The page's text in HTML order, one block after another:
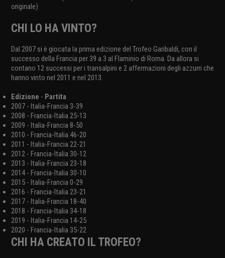
originale)
CHI LO HA VINTO?
Dal 2007 si è giocata la prima edizione del Trofeo Garibaldi, con il
successo della Francia per 39 a 3 al Flaminio di Roma. Da allora si
contano 12 successi per i transalpini e 2 affermazioni degli azzurri che
hanno vinto nel 2011 e nel 2013.
Edizione - Partita
2007 - Italia-Francia 3-39
2008 - Francia-Italia 25-13
2009 - Italia-Francia 8-50
2010 - Francia-Italia 46-20
2011 - Italia-Francia 22-21
2012 - Francia-Italia 30-12
2013 - Italia-Francia 23-18
2014 - Francia-Italia 30-10
2015 - Italia-Francia 0-29
2016 - Francia-Italia 23-21
2017 - Italia-Francia 18-40
2018 - Francia-Italia 34-18
2019 - Italia-Francia 14-25
2020 - Francia-Italia 35-22
CHI HA CREATO IL TROFEO?